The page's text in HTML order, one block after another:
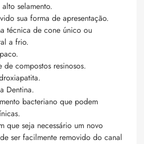
selamento.
sua forma de apresentação.
técnica de cone único ou
a frio.
compostos resinosos.
Dentina.
bacteriano que podem
que seja necessário um novo
ser facilmente removido do canal